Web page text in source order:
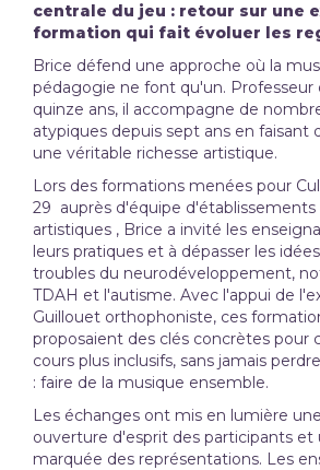
centrale du jeu : retour sur une
formation qui fait évoluer les
Brice défend une approche où la
pédagogie ne font qu'un. Professeur
quinze ans, il accompagne de
atypiques depuis sept ans en faisant
une véritable richesse artistique.
Lors des formations menées pour
29 auprès d'équipe
artistiques , Brice a invité les
leurs pratiques et à dépasser les
troubles du neurodéveloppement,
TDAH et l'autisme. Avec l'appui de
Guillouet orthophoniste, ces
proposaient des clés concrètes pour
cours plus inclusifs, sans jamais
: faire de la musique ensemble.
Les échanges ont mis en lumière
ouverture d'esprit des participants et
marquée des représentations. Les